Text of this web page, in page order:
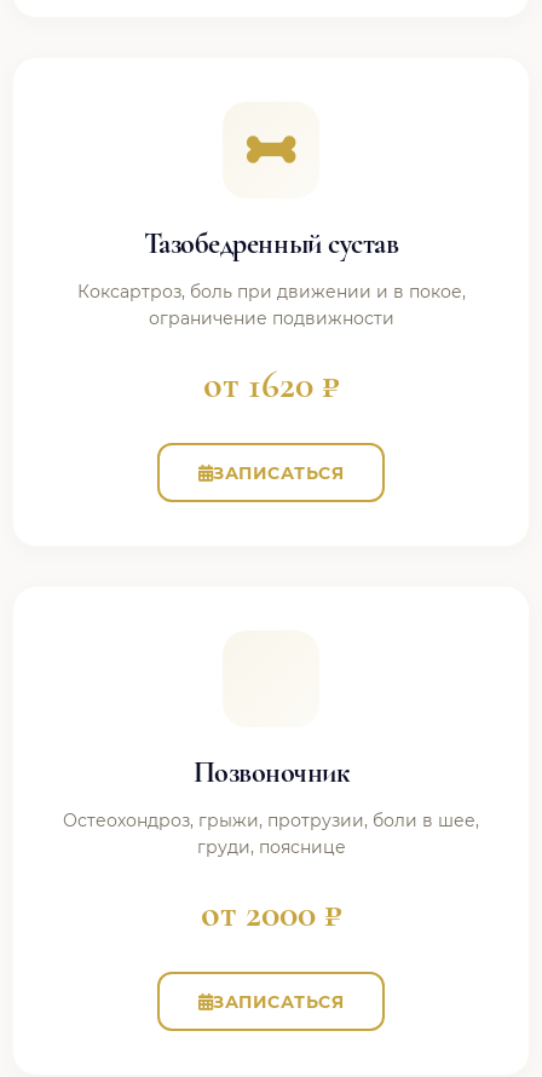
Тазобедренный сустав
Коксартроз, боль при движении и в покое,
ограничение подвижности
от 1620 ₽
ЗАПИСАТЬСЯ
Позвоночник
Остеохондроз, грыжи, протрузии, боли в шее,
груди, пояснице
от 2000 ₽
ЗАПИСАТЬСЯ